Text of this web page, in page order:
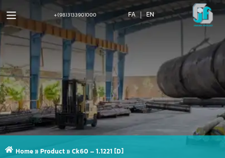
+(98)3133901000 FA EN
Home»Product»Ck60 – 1.1221 [D]